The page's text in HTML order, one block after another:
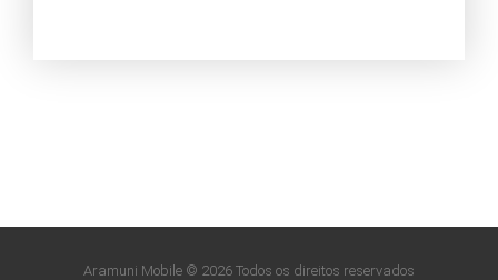
Aramuni Mobile © 2026 Todos os direitos reservados